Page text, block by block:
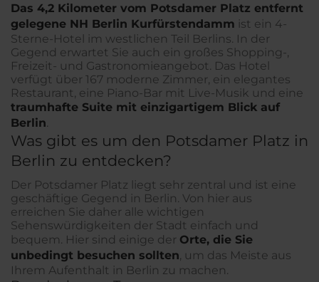
Das 4,2 Kilometer vom Potsdamer Platz entfernt
gelegene NH Berlin Kurfürstendamm ist ein 4-
Sterne-Hotel im westlichen Teil Berlins. In der
Gegend erwartet Sie auch ein großes Shopping-,
Freizeit- und Gastronomieangebot. Das Hotel
verfügt über 167 moderne Zimmer, ein elegantes
Restaurant, eine Piano-Bar mit Live-Musik und eine
traumhafte Suite mit einzigartigem Blick auf
Berlin
Was gibt es um den Potsdamer Platz in
Berlin zu entdecken?
Der Potsdamer Platz liegt sehr zentral und ist eine
geschäftige Gegend in Berlin. Von hier aus
erreichen Sie daher alle wichtigen
Sehenswürdigkeiten der Stadt einfach und
bequem. Hier sind einige der Orte, die Sie
unbedingt besuchen sollten , um das Meiste aus
Ihrem Aufenthalt in Berlin zu machen.